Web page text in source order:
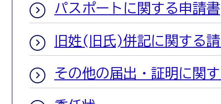
パスポートに関する申請書
旧姓(旧氏)併記に関する
その他の届出・証明に関